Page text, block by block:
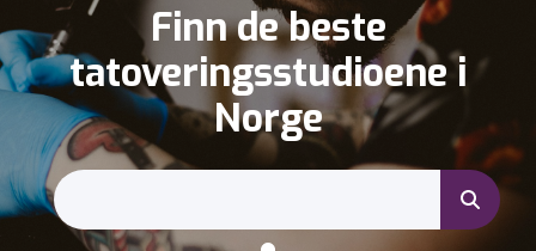
Finn de beste
tatoveringsstudioene i
Norge